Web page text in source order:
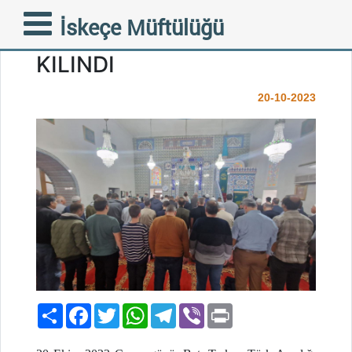
İskeçe Müftülüğü
FİLİSTİN’Lİ ŞEHİTLER İÇİN
GIYABİ CENAZE NAMAZI
KILINDI
20-10-2023
PaylaşFacebook
TwitterWhatsAppTelegram
Viber